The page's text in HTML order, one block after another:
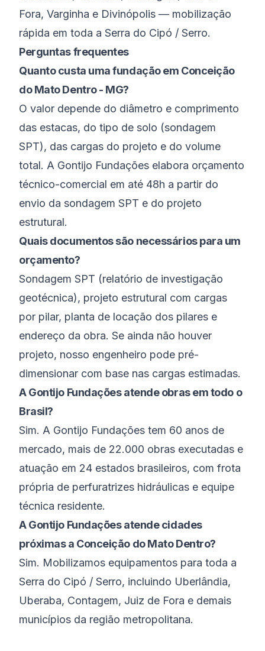
Fora, Varginha e Divinópolis — mobilização
rápida em toda a Serra do Cipó / Serro.
Perguntas frequentes
Quanto custa uma fundação em Conceição
do Mato Dentro - MG?
O valor depende do diâmetro e comprimento
das estacas, do tipo de solo (sondagem
SPT), das cargas do projeto e do volume
total. A Gontijo Fundações elabora orçamento
técnico-comercial em até 48h a partir do
envio da sondagem SPT e do projeto
estrutural.
Quais documentos são necessários para um
orçamento?
Sondagem SPT (relatório de investigação
geotécnica), projeto estrutural com cargas
por pilar, planta de locação dos pilares e
endereço da obra. Se ainda não houver
projeto, nosso engenheiro pode pré-
dimensionar com base nas cargas estimadas.
A Gontijo Fundações atende obras em todo o
Brasil?
Sim. A Gontijo Fundações tem 60 anos de
mercado, mais de 22.000 obras executadas e
atuação em 24 estados brasileiros, com frota
própria de perfuratrizes hidráulicas e equipe
técnica residente.
A Gontijo Fundações atende cidades
próximas a Conceição do Mato Dentro?
Sim. Mobilizamos equipamentos para toda a
Serra do Cipó / Serro, incluindo Uberlândia,
Uberaba, Contagem, Juiz de Fora e demais
municípios da região metropolitana.